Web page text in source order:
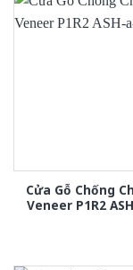
Cửa Gỗ Chống
Veneer P1R2